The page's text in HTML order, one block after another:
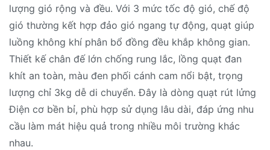
lượng gió rộng và đều. Với 3 mức tốc độ gió, chế độ
gió thường kết hợp đảo gió ngang tự động, quạt giúp
luồng không khí phân bổ đồng đều khắp không gian.
Thiết kế chân đế lớn chống rung lắc, lồng quạt đan
khít an toàn, màu đen phối cánh cam nổi bật, trọng
lượng chỉ 3kg dễ di chuyển. Đây là dòng quạt rút lửng
Điện cơ bền bỉ, phù hợp sử dụng lâu dài, đáp ứng nhu
cầu làm mát hiệu quả trong nhiều môi trường khác
nhau.